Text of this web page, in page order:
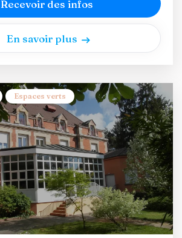
Recevoir des infos
En savoir plus
Espaces verts